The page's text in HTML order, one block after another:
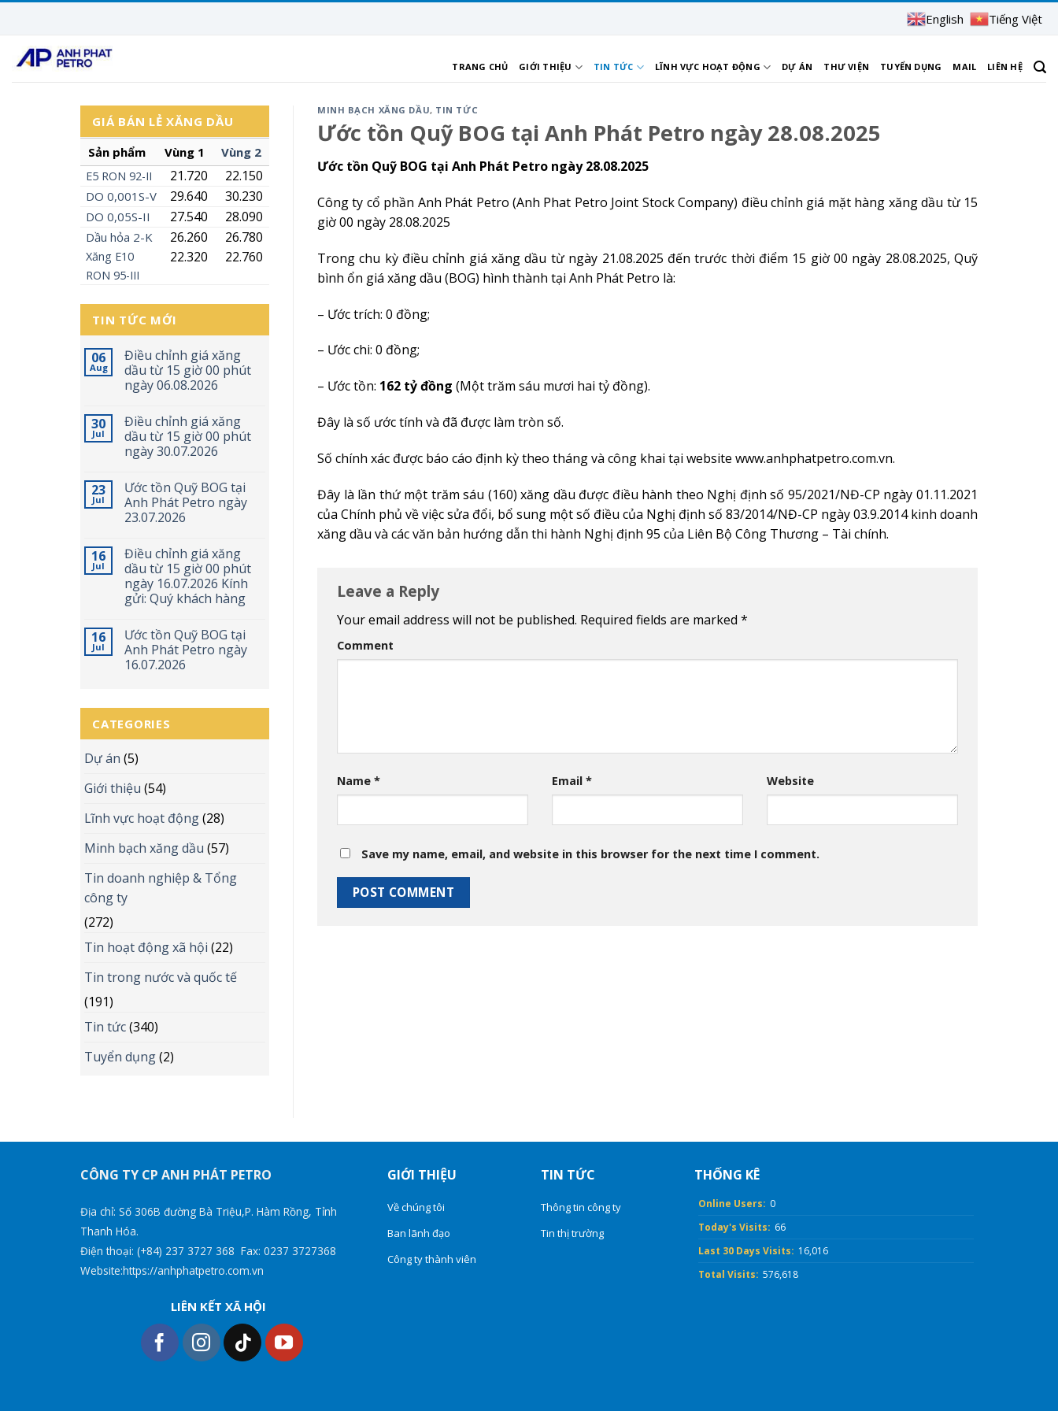
content
English Tiếng Việt
TRANG CHỦ GIỚI THIỆU TIN TỨC LĨNH VỰC HOẠT ĐỘNG DỰ ÁN THƯ VIỆN TUYỂN DỤNG MAIL LIÊN HỆ
GIÁ BÁN LẺ XĂNG DẦU
Sản phẩm
Vùng 1 Vùng 2
E5 RON 92-II 22.150
21.720
DO 0,001S-V 30.230
29.640
DO 0,05S-II 28.090
27.540
Dầu hỏa 2-K 26.780
26.260
Xăng E10
RON 95-III
22.760
22.320
TIN TỨC MỚI
06
Aug
Điều chỉnh giá xăng
dầu từ 15 giờ 00 phút
ngày 06.08.2026
30
Jul
Điều chỉnh giá xăng
dầu từ 15 giờ 00 phút
ngày 30.07.2026
23
Jul
Ước tồn Quỹ BOG tại
Anh Phát Petro ngày
23.07.2026
16
Jul
Điều chỉnh giá xăng
dầu từ 15 giờ 00 phút
ngày 16.07.2026 Kính
gửi: Quý khách hàng
16
Jul
Ước tồn Quỹ BOG tại
Anh Phát Petro ngày
16.07.2026
CATEGORIES
Dự án (5)
Giới thiệu (54)
Lĩnh vực hoạt động(28)
Minh bạch xăng dầu (57)
Tin doanh nghiệp & Tổng
công ty
(272)
Tin hoạt động xã hội (22)
Tin trong nước và quốc tế
(191)
Tin tức(340)
Tuyển dụng(2)
MINH BẠCH XĂNG DẦU, TIN TỨC
Ước tồn Quỹ BOG tại Anh Phát Petro ngày 28.08.2025
Ước tồn Quỹ BOG tại Anh Phát Petro ngày28.08.2025
Công ty cổ phần Anh Phát Petro (Anh Phat Petro Joint Stock Company) điều chỉnh giá mặt hàng xăng dầu từ 15
giờ 00 ngày 28.08.2025
Trong chu kỳ điều chỉnh giá xăng dầu từ ngày 21.08.2025 đến trước thời điểm 15 giờ 00 ngày 28.08.2025, Quỹ
bình ổn giá xăng dầu (BOG) hình thành tại Anh Phát Petro là:
– Ước trích: 0 đồng;
– Ước chi: 0 đồng;
– Ước tồn: 162 tỷ đồng (Một trăm sáu mươi hai tỷ đồng).
Đây là số ước tính và đã được làm tròn số.
Số chính xác được báo cáo định kỳ theo tháng và công khai tại website www.anhphatpetro.com.vn.
Đây là lần thứ một trăm sáu (160) xăng dầu được điều hành theo Nghị định số 95/2021/NĐ-CP ngày 01.11.2021
của Chính phủ về việc sửa đổi, bổ sung một số điều của Nghị định số 83/2014/NĐ-CP ngày 03.9.2014 kinh doanh
xăng dầu và các văn bản hướng dẫn thi hành Nghị định 95 của Liên Bộ Công Thương – Tài chính.
Leave a Reply
Your email address will not be published. Required fields are marked *
Comment
Name * Email * Website
Save my name, email, and website in this browser for the next time I comment.
CÔNG TY CP ANH PHÁT PETRO
Địa chỉ: Số 306B đường Bà Triệu,P. Hàm Rồng, Tỉnh
Thanh Hóa.
Điện thoại: (+84) 237 3727 368 Fax: 0237 3727368
Website:https://anhphatpetro.com.vn
LIÊN KẾT XÃ HỘI
GIỚI THIỆU
Về chúng tôi
Ban lãnh đạo
Công ty thành viên
TIN TỨC
Thông tin công ty
Tin thị trường
THỐNG KÊ
Online Users: 0
Today's Visits: 66
Last 30 Days Visits: 16,016
Total Visits: 576,618